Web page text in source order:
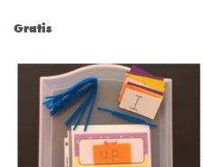
Gratis